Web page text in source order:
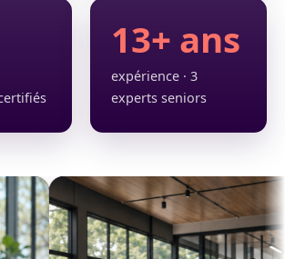
13+ ans
expérience · 3
experts seniors